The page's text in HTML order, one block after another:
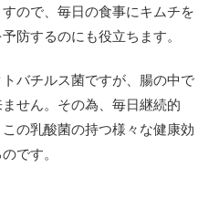
ので、毎日の食事にキムチを
防するのにも役立ちます。
バチルス菌ですが、腸の中で
せん。その為、毎日継続的
の乳酸菌の持つ様々な健康効
です。